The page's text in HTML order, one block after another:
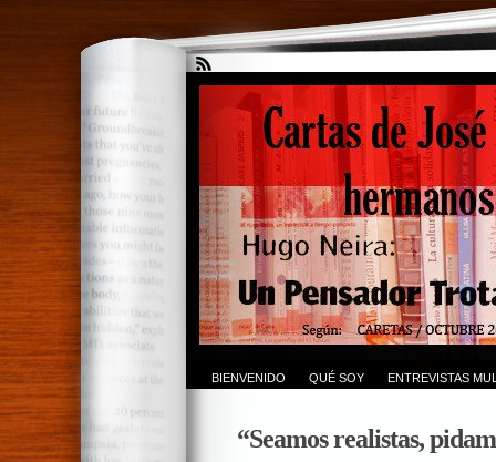
BIENVENIDO QUÉ SOY ENTREVISTAS
“Seamos realistas,